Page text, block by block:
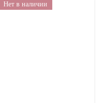
Нет в наличии